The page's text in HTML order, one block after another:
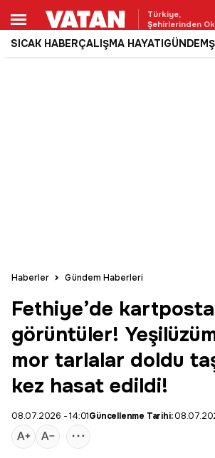
Türkiye,
Şehirlerinden
SICAK HABERÇALIŞMA HAYATIGÜNDEM
Haberler Gündem Haberleri
Fethiye’de
görüntüler!
mor tarlalar doldu
kez hasat edildi!
08.07.2026 - 14:01Güncellenme Tarihi: